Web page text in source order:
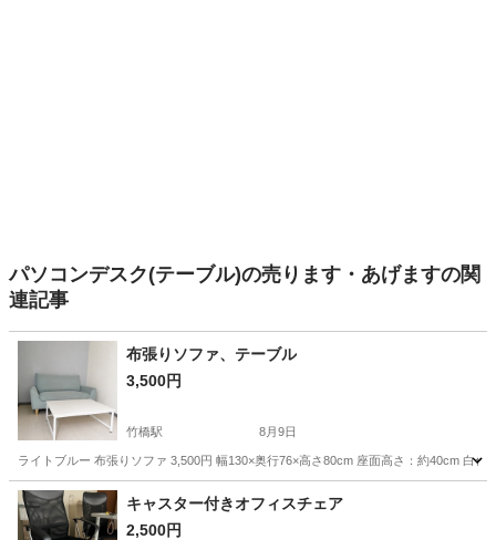
パソコンデスク(テーブル)の売ります・あげますの関
連記事
布張りソファ、テーブル
3,500円
竹橋駅 8月9日
ライトブルー 布張りソファ 3,500円 幅130×奥行76×高さ80cm 座面高さ：約40cm 白
東京 千代田区 竹橋駅 ソファ
キャスター付きオフィスチェア
2,500円